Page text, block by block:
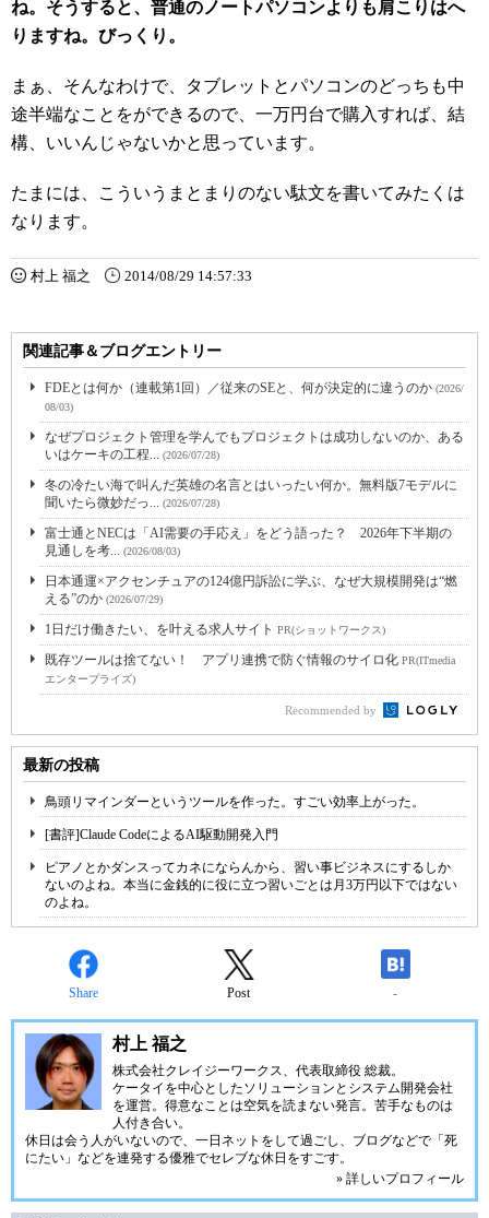
ね。そうすると、普通のノートパソコンよりも肩こりはへ
りますね。びっくり。
まぁ、そんなわけで、タブレットとパソコンのどっちも中
途半端なことをができるので、一万円台で購入すれば、結
構、いいんじゃないかと思っています。
たまには、こういうまとまりのない駄文を書いてみたくは
なります。
村上 福之 2014/08/29 14:57:33
関連記事＆ブログエントリー
FDEとは何か（連載第1回）／従来のSEと、何が決定的に違うのか (2026/
08/03)
なぜプロジェクト管理を学んでもプロジェクトは成功しないのか、ある
いはケーキの工程... (2026/07/28)
冬の冷たい海で叫んだ英雄の名言とはいったい何か。無料版7モデルに
聞いたら微妙だっ... (2026/07/28)
富士通とNECは「AI需要の手応え」をどう語った？ 2026年下半期の
見通しを考... (2026/08/03)
日本通運×アクセンチュアの124億円訴訟に学ぶ、なぜ大規模開発は“燃
える”のか (2026/07/29)
1日だけ働きたい、を叶える求人サイト PR(ショットワークス)
既存ツールは捨てない！ アプリ連携で防ぐ情報のサイロ化 PR(ITmedia
エンタープライズ)
Recommended by
最新の投稿
鳥頭リマインダーというツールを作った。すごい効率上がった。
[書評]Claude CodeによるAI駆動開発入門
ピアノとかダンスってカネにならんから、習い事ビジネスにするしか
ないのよね。本当に金銭的に役に立つ習いごとは月3万円以下ではない
のよね。
Share Post -
村上 福之
株式会社クレイジーワークス、代表取締役 総裁。
ケータイを中心としたソリューションとシステム開発会社
を運営。得意なことは空気を読まない発言。苦手なものは
人付き合い。
休日は会う人がいないので、一日ネットをして過ごし、ブログなどで「死
にたい」などを連発する優雅でセレブな休日をすごす。
» 詳しいプロフィール